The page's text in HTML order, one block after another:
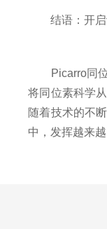
结语：开启
Picarro同位
将同位素科学
随着技术的不
中，发挥越来